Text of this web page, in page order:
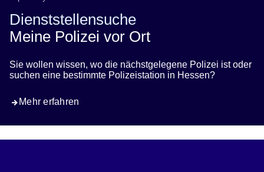
Dienststellensuche
Meine Polizei vor Ort
Sie wollen wissen, wo die nächstgelegene Polizei ist oder
suchen eine bestimmte Polizeistation in Hessen?
Mehr erfahren